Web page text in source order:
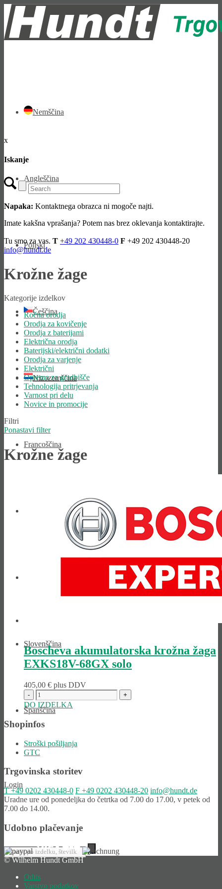
Nemščina
Angleščina
Poljski
Češčina
Nizozemščina
Francoščina
Slovenščina
Španščina
Login
x
Iskanje
Napaka: Kontaktnega obrazca ni mogoče najti.
Imate kakšna vprašanja? Potem nas brez oklevanja kontaktirajte.
Tu smo za vas. T +49 202 430448-0 F +49 202 430448-20
info@hundt.de
Krožne žage
Kategorije izdelkov
Ročna orodja
Orodja za kovičenje
Orodja z baterijami
Električna orodja
Baterijski/električni dodatki
Orodja za varjenje
Električni
Oprema za gradbišče
Tehnologija pritrjevanja
Varnost pri delu
Novice in promocije
Filtri
Ponastavi filter
Krožne žage
Boscheva akumulatorska krožna žaga
EXKS18V-68GX solo
405,00 € plus DDV
DO IZDELKA
Shopinfos
Stroški pošiljanja
GTC
Trgovinska storitev
T+49 0202 430448-0 F +49 0202 430448-20 info@hundt.de
Uradne ure od ponedeljka do četrtka od 7.00 do 17.00, v petek od
7.00 do 14.00.
Udobno plačevanje
© Wilhelm Hundt GmbH
Odtis
Varstvo podatkov